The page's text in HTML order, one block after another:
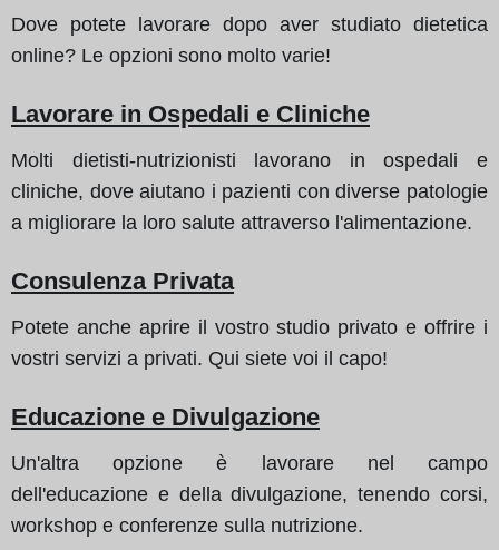
Dove potete lavorare dopo aver studiato dietetica
online? Le opzioni sono molto varie!
Lavorare in Ospedali e Cliniche
Molti dietisti-nutrizionisti lavorano in ospedali e
cliniche, dove aiutano i pazienti con diverse patologie
a migliorare la loro salute attraverso l'alimentazione.
Consulenza Privata
Potete anche aprire il vostro studio privato e offrire i
vostri servizi a privati. Qui siete voi il capo!
Educazione e Divulgazione
Un'altra opzione è lavorare nel campo
dell'educazione e della divulgazione, tenendo corsi,
workshop e conferenze sulla nutrizione.